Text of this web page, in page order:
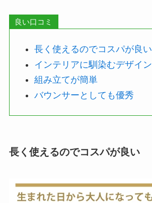
良い口コミ
長く使えるのでコスパが良い
インテリアに馴染むデザイン
組み立てが簡単
バウンサーとしても優秀
長く使えるのでコスパが良い